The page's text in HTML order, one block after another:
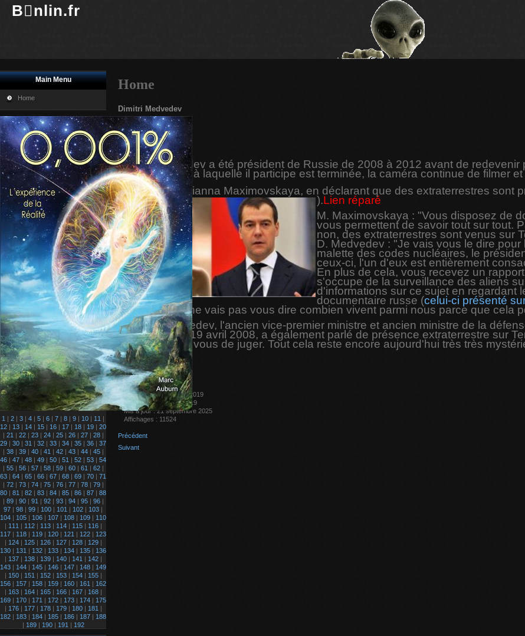
Bnlin.fr
Main Menu
Home
1 | 2 | 3 | 4 | 5 | 6 | 7 | 8 | 9 | 10 | 11 |
12 | 13 | 14 | 15 | 16 | 17 | 18 | 19 | 20
| 21 | 22| 23| 24| 25| 26| 27| 28|
29 | 30 | 31 | 32 | 33 | 34 | 35 | 36 | 37
| 38| 39| 40| 41 | 42| 43| 44| 45|
46 | 47 | 48 | 49 | 50 | 51 | 52 | 53 | 54
| 55| 56| 57| 58| 59| 60| 61 | 62|
63 | 64 | 65 | 66 | 67 | 68 | 69 | 70 | 71
| 72| 73| 74| 75| 76| 77| 78| 79|
80 | 81 | 82 | 83 | 84 | 85 | 86 | 87 | 88
| 89| 90| 91 | 92| 93| 94| 95| 96|
97 | 98 | 99 | 100 | 101 | 102 | 103 |
104 | 105 | 106 | 107 | 108 | 109 | 110
| 111 | 112| 113| 114| 115| 116|
117 | 118 | 119 | 120 | 121 | 122 | 123
| 124| 125| 126| 127| 128| 129|
130 | 131 | 132 | 133 | 134 | 135 | 136
| 137| 138| 139| 140| 141 | 142|
143 | 144 | 145 | 146 | 147 | 148 | 149
| 150| 151 | 152| 153| 154| 155|
156 | 157 | 158 | 159 | 160 | 161 | 162
| 163| 164| 165| 166| 167| 168|
169 | 170 | 171 | 172 | 173 | 174 | 175
| 176| 177| 178| 179| 180| 181 |
182 | 183 | 184 | 185 | 186 | 187 | 188
| 189| 190| 191 | 192
Home
Dimitri Medvedev
Imprimer
E-mail
Dimitri Medvedev a été président de Russie de 2008 à 2012 avant de
que l'émission à laquelle il participe est terminée, la caméra continue de filmer
journaliste Marianna Maximovskaya, en déclarant que des extraterrestres sont
).Lien réparé
M. Maximovskaya : "Vous disposez de
vous permettent de savoir tout sur tout.
non, des extraterrestres sont venus sur
D. Medvedev : "Je vais vous le dire
malette des codes nucléaires, le
ceux-ci, l'un d'eux est entièrement
En plus de cela, vous recevez un
s'occupe de la surveillance des aliens
d'informations sur ce sujet en regardant
documentaire russe (celui-ci présenté
américain. Je ne vais pas vous dire combien vivent parmi nous parce que cela
Comme Medvedev, l'ancien vice-premier ministre et ancien ministre de la
conférence le 19 avril 2008, a également parlé de présence extraterrestre sur
Vrai ou faux, à vous de juger. Tout cela reste encore aujourd'hui très très
l'appui ?
Détails
Écrit parGibé
Catégorie :Histoire.
Publication : 16 janvier 2019
Création : 16 janvier 2019
Mis à jour : 21 septembre 2025
Affichages : 11524
Précédent
Suivant